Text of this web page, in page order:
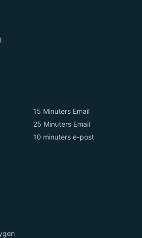
15 Minuters Email
25 Minuters Email
10 minuters e-post